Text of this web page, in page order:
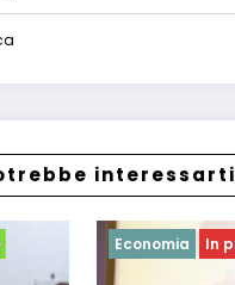
interessarti
In primo piano Vercelli